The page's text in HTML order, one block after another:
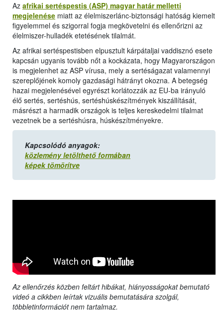
Az afrikai sertéspestis (ASP) magyar határ melletti
megjelenése miatt az élelmiszerlánc-biztonsági hatóság kiemelt
figyelemmel és szigorral fogja megkövetelni és ellenőrizni az
élelmiszer-hulladék etetésének tilalmát.
Az afrikai sertéspestisben elpusztult kárpátaljai vaddisznó esete
kapcsán ugyanis tovább nőt a kockázata, hogy Magyarországon
is megjelenhet az ASP vírusa, mely a sertéságazat valamennyi
szereplőjének komoly gazdasági hátrányt okozna. A betegség
hazai megjelenésével egyrészt korlátozzák az EU-ba irányuló
élő sertés, sertéshús, sertéshúskészítmények kiszállítását,
másrészt a harmadik országok is teljes kereskedelmi tilalmat
vezetnek be a sertéshúsra, húskészítményekre.
Kapcsolódó anyagok:
közlemény letölthető formában
képek tömörítve
Az ellenőrzés közben feltárt hibákat, hiányosságokat bemutató
videó a cikkben leírtak vizuális bemutatására szolgál,
többletinformációt nem tartalmaz.